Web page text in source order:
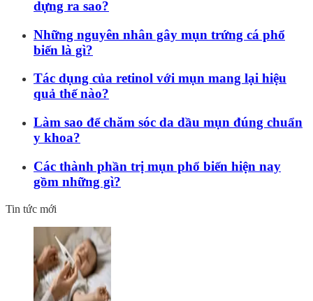
dựng ra sao?
Những nguyên nhân gây mụn trứng cá phổ
biến là gì?
Tác dụng của retinol với mụn mang lại hiệu
quả thế nào?
Làm sao để chăm sóc da dầu mụn đúng chuẩn
y khoa?
Các thành phần trị mụn phổ biến hiện nay
gồm những gì?
Tin tức mới